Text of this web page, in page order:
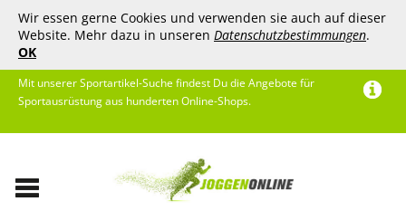
Wir essen gerne Cookies und verwenden sie auch auf dieser
Website. Mehr dazu in unseren Datenschutzbestimmungen.
OK
Mit unserer Sportartikel-Suche findest Du die Angebote für
Sportausrüstung aus hunderten Online-Shops.